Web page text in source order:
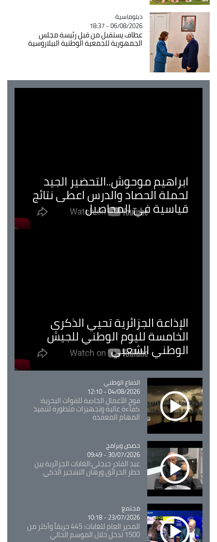
Catégorie
دبلوماسية
06/08/2026 - 18:37
عطاف يستقبل من قبل رئيسة مجلس
الجمهورية للجمعية الوطنية البيلاروسية
ابراهيم موحوش..التحضير الجيد
لحملة الحصاد والدرس اعطى نتائج
قياسية في المحاصيل
الإذاعة الجزائرية تحيي الذكرى
الخامسة لليوم الوطني للجيش
الوطني الشعبي
Catégorie
الدفاع الوطني
04/08/2026 - 12:10
فوج الأعمال الخاصة للقوات البحرية:
كفاءة عالية وتجهيزات متطورة لتنفيذ
المهام المعقدة
Catégorie
حصص وبرامج
30/07/2026 - 09:49
عبد القادر جيجلي:الغابات الجزائرية بين
خطر الحرائق ورهان التشجير الذكي
Catégorie
مجتمع
23/07/2026 - 10:18
المدير العام للغابات: 445 حريقاً وأكثر من
1500 تدخل خلال الموسم الحالي